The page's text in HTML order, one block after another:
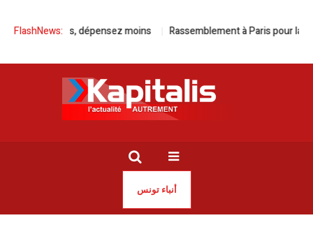
FlashNews:
plus, dépensez moins Rassemblement à Paris pour la
أنباء تونس